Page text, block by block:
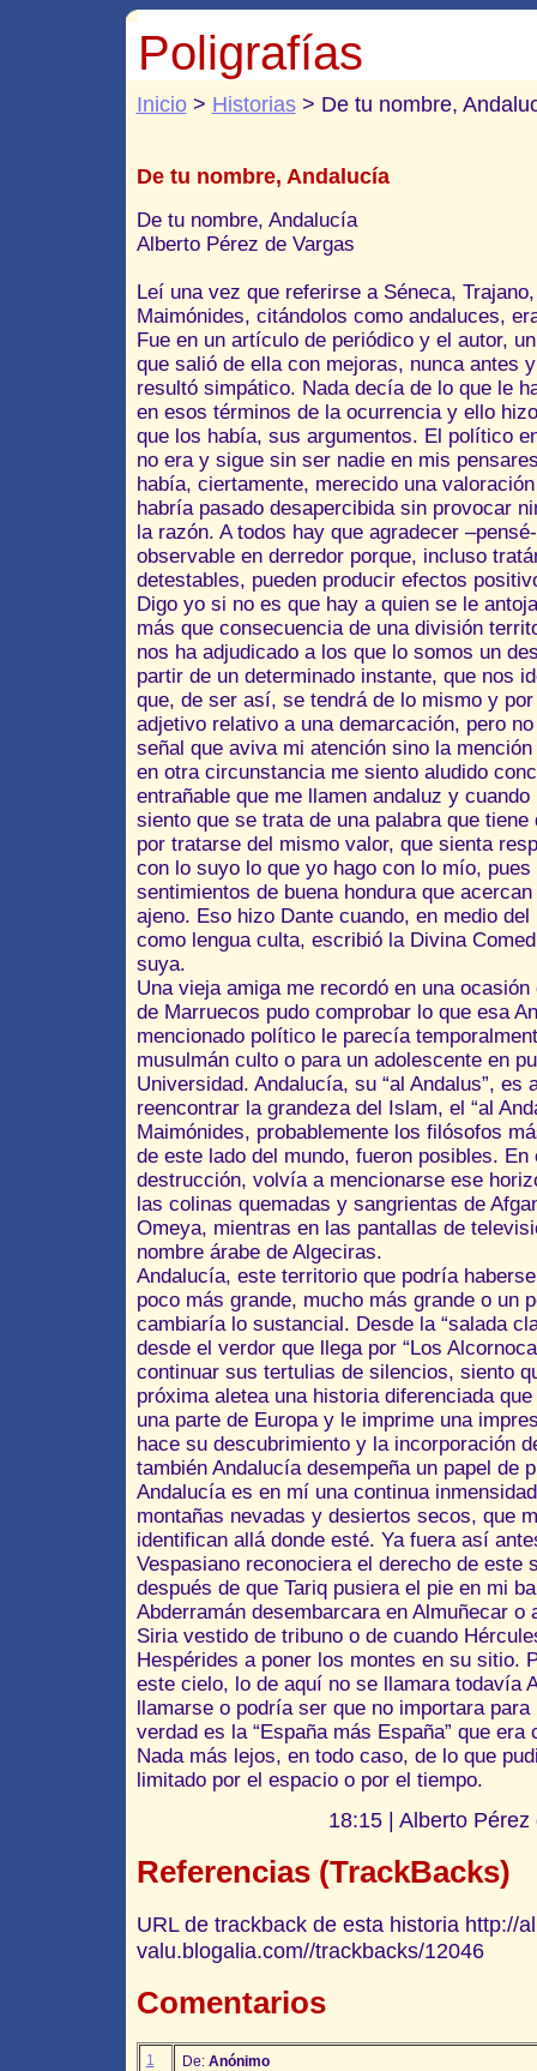
Poligrafías
Inicio> Historias> De tu nombre,
De tu nombre, Andalucía
De tu nombre, Andalucía
Alberto Pérez de Vargas
Leí una vez que referirse a Séneca,
Maimónides, citándolos como andaluces,
Fue en un artículo de periódico y el autor,
que salió de ella con mejoras, nunca antes
resultó simpático. Nada decía de lo que le
en esos términos de la ocurrencia y ello
que los había, sus argumentos. El político
no era y sigue sin ser nadie en mis
había, ciertamente, merecido una
habría pasado desapercibida sin provocar
la razón. A todos hay que agradecer
observable en derredor porque, incluso
detestables, pueden producir efectos
Digo yo si no es que hay a quien se le
más que consecuencia de una división
nos ha adjudicado a los que lo somos un
partir de un determinado instante, que nos
que, de ser así, se tendrá de lo mismo y
adjetivo relativo a una demarcación, pero
señal que aviva mi atención sino la
en otra circunstancia me siento aludido
entrañable que me llamen andaluz y
siento que se trata de una palabra que
por tratarse del mismo valor, que sienta
con lo suyo lo que yo hago con lo mío,
sentimientos de buena hondura que
ajeno. Eso hizo Dante cuando, en medio
como lengua culta, escribió la Divina
suya.
Una vieja amiga me recordó en una
de Marruecos pudo comprobar lo que esa
mencionado político le parecía
musulmán culto o para un adolescente en
Universidad. Andalucía, su “al Andalus”, es
reencontrar la grandeza del Islam, el “al
Maimónides, probablemente los filósofos
de este lado del mundo, fueron posibles.
destrucción, volvía a mencionarse ese
las colinas quemadas y sangrientas de
Omeya, mientras en las pantallas de
nombre árabe de Algeciras.
Andalucía, este territorio que podría
poco más grande, mucho más grande o un
cambiaría lo sustancial. Desde la “salada
desde el verdor que llega por “Los
continuar sus tertulias de silencios, siento
próxima aletea una historia diferenciada
una parte de Europa y le imprime una
hace su descubrimiento y la incorporación
también Andalucía desempeña un papel de
Andalucía es en mí una continua
montañas nevadas y desiertos secos, que
identifican allá donde esté. Ya fuera así
Vespasiano reconociera el derecho de este
después de que Tariq pusiera el pie en mi
Abderramán desembarcara en Almuñecar o
Siria vestido de tribuno o de cuando
Hespérides a poner los montes en su sitio.
este cielo, lo de aquí no se llamara todavía
llamarse o podría ser que no importara
verdad es la “España más España” que
Nada más lejos, en todo caso, de lo que
limitado por el espacio o por el tiempo.
18:15 | Alberto
Referencias (TrackBacks)
URL de trackback de esta historia http://
valu.blogalia.com//trackbacks/12046
Comentarios
1 De: Anónimo